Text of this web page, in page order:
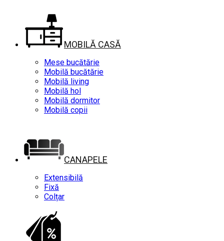
MOBILĂ CASĂ
Mese bucătărie
Mobilă bucătărie
Mobilă living
Mobilă hol
Mobilă dormitor
Mobilă copii
CANAPELE
Extensibilă
Fixă
Colțar